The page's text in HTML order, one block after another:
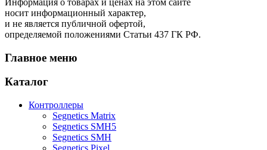
носит информационный характер,
и не является публичной офертой,
определяемой положениями Статьи 437 ГК РФ.
Главное меню
Каталог
Контроллеры
Segnetics Matrix
Segnetics SMH5
Segnetics SMH
Segnetics Pixel